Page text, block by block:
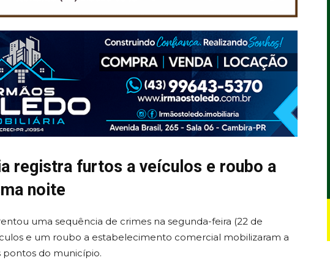
registra furtos a veículos e roubo a
noite
uma sequência de crimes na segunda-feira (22 de
e um roubo a estabelecimento comercial mobilizaram a
do município.